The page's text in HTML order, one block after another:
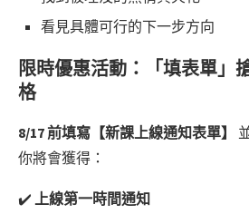
看見具體可行的下一步方向
限時優惠活動：「填表單」
格
8/17 前填寫【新課上線通知表單】
你將會獲得：
✔️ 上線第一時間通知